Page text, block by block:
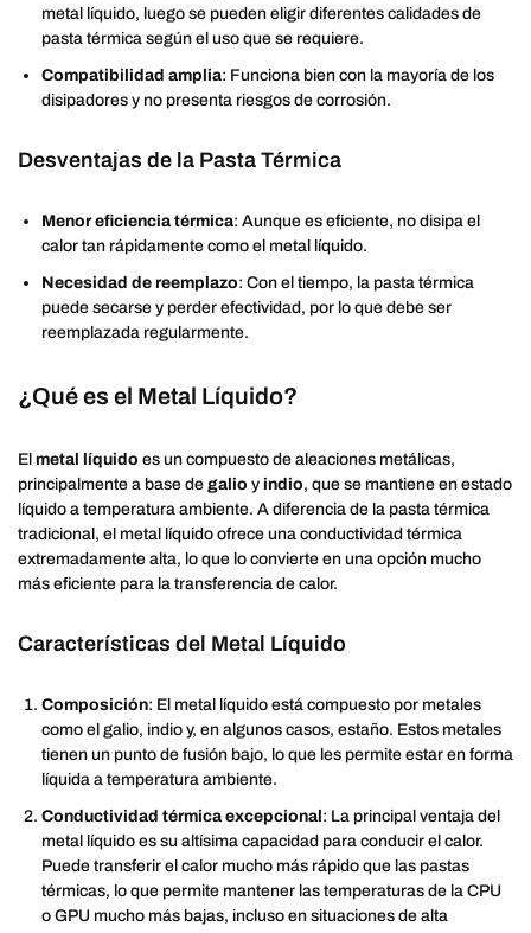
metal líquido, luego se pueden eligir diferentes calidades de
pasta térmica según el uso que se requiere.
Compatibilidad amplia: Funciona bien con la mayoría de los
disipadores y no presenta riesgos de corrosión.
Desventajas de la Pasta Térmica
Menor eficiencia térmica: Aunque es eficiente, no disipa el
calor tan rápidamente como el metal líquido.
Necesidad de reemplazo: Con el tiempo, la pasta térmica
puede secarse y perder efectividad, por lo que debe ser
reemplazada regularmente.
¿Qué es el Metal Líquido?
El metal líquido es un compuesto de aleaciones metálicas,
principalmente a base de galio y indio, que se mantiene en estado
líquido a temperatura ambiente. A diferencia de la pasta térmica
tradicional, el metal líquido ofrece una conductividad térmica
extremadamente alta, lo que lo convierte en una opción mucho
más eficiente para la transferencia de calor.
Características del Metal Líquido
Composición: El metal líquido está compuesto por metales
como el galio, indio y, en algunos casos, estaño. Estos metales
tienen un punto de fusión bajo, lo que les permite estar en forma
líquida a temperatura ambiente.
Conductividad térmica excepcional : La principal ventaja del
metal líquido es su altísima capacidad para conducir el calor.
Puede transferir el calor mucho más rápido que las pastas
térmicas, lo que permite mantener las temperaturas de la CPU
o GPU mucho más bajas, incluso en situaciones de alta